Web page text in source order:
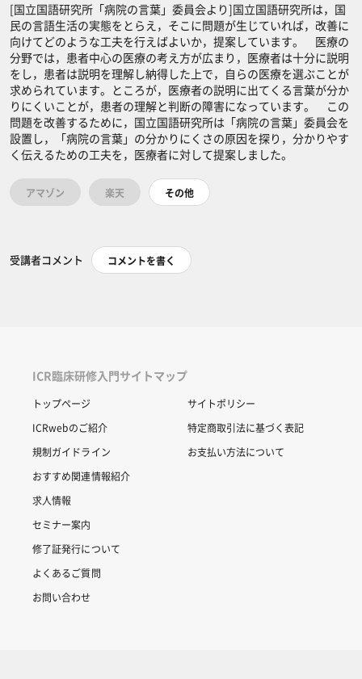
[国立国語研究所「病院の言葉」委員会より]国立国語研究所は，国
民の言語生活の実態をとらえ，そこに問題が生じていれば，改善に
向けてどのような工夫を行えばよいか，提案しています。 医療の
分野では，患者中心の医療の考え方が広まり，医療者は十分に説明
をし，患者は説明を理解し納得した上で，自らの医療を選ぶことが
求められています。ところが，医療者の説明に出てくる言葉が分か
りにくいことが，患者の理解と判断の障害になっています。 この
問題を改善するために，国立国語研究所は「病院の言葉」委員会を
設置し，「病院の言葉」の分かりにくさの原因を探り，分かりやす
く伝えるための工夫を，医療者に対して提案しました。
アマゾン 楽天 その他
受講者コメント コメントを書く
ICR臨床研修入門サイトマップ
トップページ
ICRwebのご紹介
規制ガイドライン
おすすめ関連情報紹介
求人情報
セミナー案内
修了証発行について
よくあるご質問
お問い合わせ
サイトポリシー
特定商取引法に基づく表記
お支払い方法について